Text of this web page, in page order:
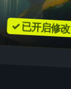
✓ 已开启修改